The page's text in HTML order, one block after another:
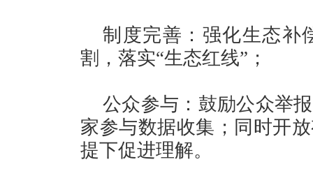
制度完善：强化生态补
割，落实“生态红线”；
公众参与：鼓励公众举
家参与数据收集；同时开
提下促进理解。